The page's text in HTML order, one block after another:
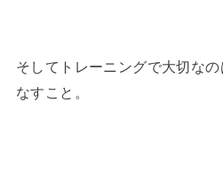
そしてトレーニングで大切なの
なすこと。